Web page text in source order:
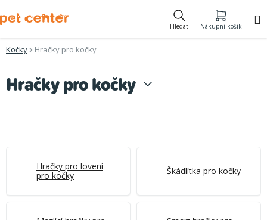
na
Hledat Nákupní košík
Kočky Hračky pro kočky
Hračky pro kočky
Hračky pro lovení
pro kočky
Škádlítka pro kočky